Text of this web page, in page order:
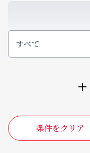
すべて
条件をクリア